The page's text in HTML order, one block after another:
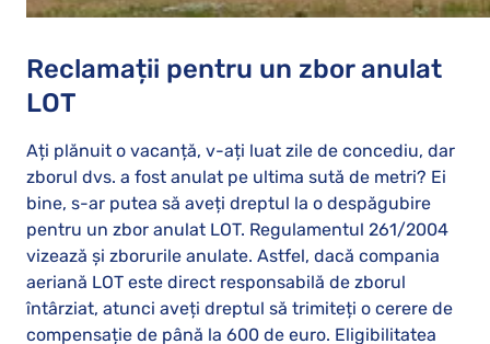
Reclamații pentru un zbor anulat
LOT
Ați plănuit o vacanță, v-ați luat zile de concediu, dar
zborul dvs. a fost anulat pe ultima sută de metri? Ei
bine, s-ar putea să aveți dreptul la o despăgubire
pentru un zbor anulat LOT. Regulamentul 261/2004
vizează și zborurile anulate. Astfel, dacă compania
aeriană LOT este direct responsabilă de zborul
întârziat, atunci aveți dreptul să trimiteți o cerere de
compensație de până la 600 de euro. Eligibilitatea